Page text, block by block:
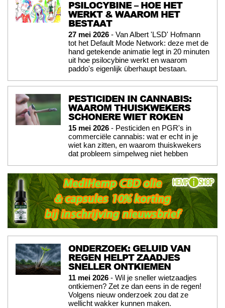
PSILOCYBINE – HOE HET
WERKT & WAAROM HET
BESTAAT
27 mei 2026 - Van Albert 'LSD' Hofmann
tot het Default Mode Network: deze met de
hand getekende animatie legt in 20 minuten
uit hoe psilocybine werkt en waarom
paddo's eigenlijk überhaupt bestaan.
PESTICIDEN IN CANNABIS:
WAAROM THUISKWEKERS
SCHONERE WIET ROKEN
15 mei 2026 - Pesticiden en PGR's in
commerciële cannabis: wat er echt in je
wiet kan zitten, en waarom thuiskwekers
dat probleem simpelweg niet hebben
ONDERZOEK: GELUID VAN
REGEN HELPT ZAADJES
SNELLER ONTKIEMEN
11 mei 2026 - Wil je sneller wietzaadjes
ontkiemen? Zet ze dan eens in de regen!
Volgens nieuw onderzoek zou dat ze
wellicht wakker kunnen maken.